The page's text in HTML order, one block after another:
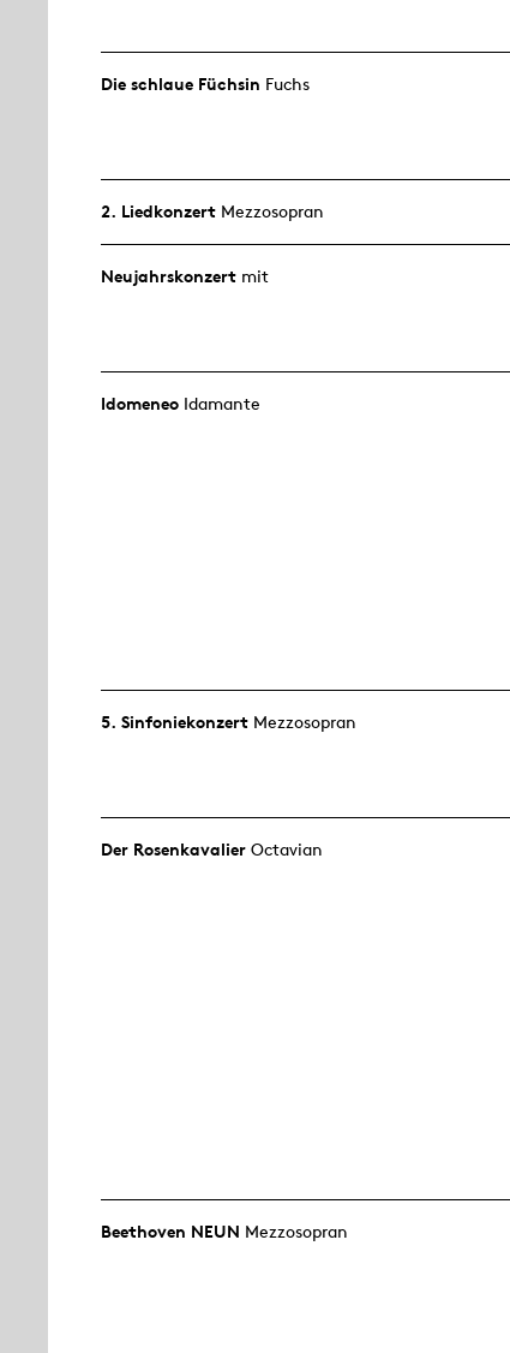
Die schlaue Füchsin Fuchs
2. Lied­konzert Mezzosopran
Neujahrs­konzert mit
Idomeneo Idamante
5. Sinfonie­konzert Mezzosopran
Der Rosen­kavalier Octavian
Beethoven NEUN Mezzosopran